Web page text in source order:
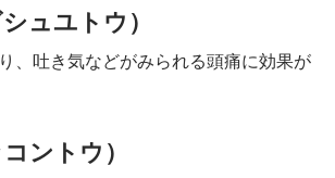
ュユトウ）
、吐き気などがみられる頭痛に効果が
ントウ）